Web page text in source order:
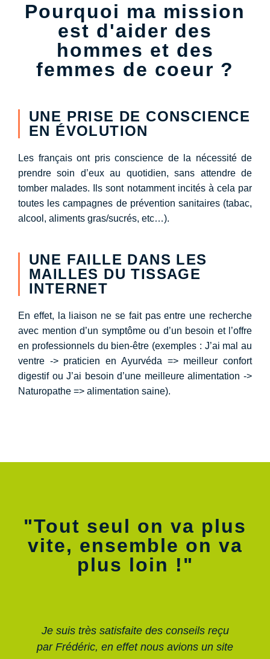
Pourquoi ma mission
est d'aider des
hommes et des
femmes de coeur ?
UNE PRISE DE CONSCIENCE
EN ÉVOLUTION
Les français ont pris conscience de la nécessité de
prendre soin d’eux au quotidien, sans attendre de
tomber malades. Ils sont notamment incités à cela par
toutes les campagnes de prévention sanitaires (tabac,
alcool, aliments gras/sucrés, etc…).
UNE FAILLE DANS LES
MAILLES DU TISSAGE
INTERNET
En effet, la liaison ne se fait pas entre une recherche
avec mention d’un symptôme ou d’un besoin et l’offre
en professionnels du bien-être (exemples : J’ai mal au
ventre -> praticien en Ayurvéda => meilleur confort
digestif ou J’ai besoin d’une meilleure alimentation ->
Naturopathe => alimentation saine).
"Tout seul on va plus
vite, ensemble on va
plus loin !"
Je suis très satisfaite des conseils reçu
par Frédéric, en effet nous avions un site